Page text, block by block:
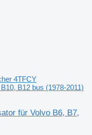
4TFCY
B12 bus (1978-2011)
für Volvo B6, B7,